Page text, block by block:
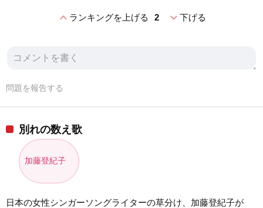
expand_lessランキングを上げる 2 expand_more下げる
問題を報告する
別れの数え歌
加藤登紀子
日本の女性シンガーソングライターの草分け、加藤登紀子が